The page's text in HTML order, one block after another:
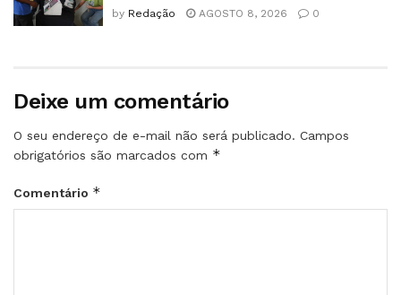
by Redação AGOSTO 8, 2026 0
Deixe um comentário
O seu endereço de e-mail não será publicado. Campos
obrigatórios são marcados com *
Comentário *